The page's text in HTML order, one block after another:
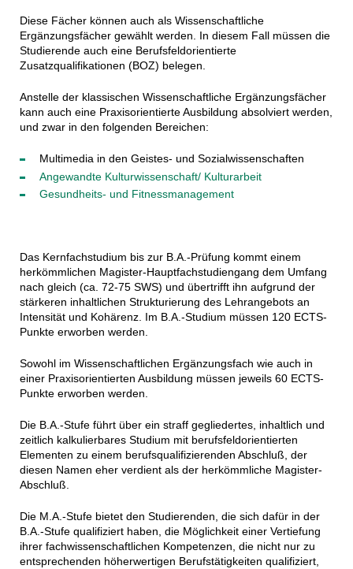
Diese Fächer können auch als Wissenschaftliche
Ergänzungsfächer gewählt werden. In diesem Fall müssen die
Studierende auch eine Berufsfeldorientierte
Zusatzqualifikationen (BOZ) belegen.
Anstelle der klassischen Wissenschaftliche Ergänzungsfächer
kann auch eine Praxisorientierte Ausbildung absolviert werden,
und zwar in den folgenden Bereichen:
Multimedia in den Geistes- und Sozialwissenschaften
Angewandte Kulturwissenschaft/ Kulturarbeit
Gesundheits- und Fitnessmanagement
Das Kernfachstudium bis zur B.A.-Prüfung kommt einem
herkömmlichen Magister-Hauptfachstudiengang dem Umfang
nach gleich (ca. 72-75 SWS) und übertrifft ihn aufgrund der
stärkeren inhaltlichen Strukturierung des Lehrangebots an
Intensität und Kohärenz. Im B.A.-Studium müssen 120 ECTS-
Punkte erworben werden.
Sowohl im Wissenschaftlichen Ergänzungsfach wie auch in
einer Praxisorientierten Ausbildung müssen jeweils 60 ECTS-
Punkte erworben werden.
Die B.A.-Stufe führt über ein straff gegliedertes, inhaltlich und
zeitlich kalkulierbares Studium mit berufsfeldorientierten
Elementen zu einem berufsqualifizierenden Abschluß, der
diesen Namen eher verdient als der herkömmliche Magister-
Abschluß.
Die M.A.-Stufe bietet den Studierenden, die sich dafür in der
B.A.-Stufe qualifiziert haben, die Möglichkeit einer Vertiefung
ihrer fachwissenschaftlichen Kompetenzen, die nicht nur zu
entsprechenden höherwertigen Berufstätigkeiten qualifiziert,